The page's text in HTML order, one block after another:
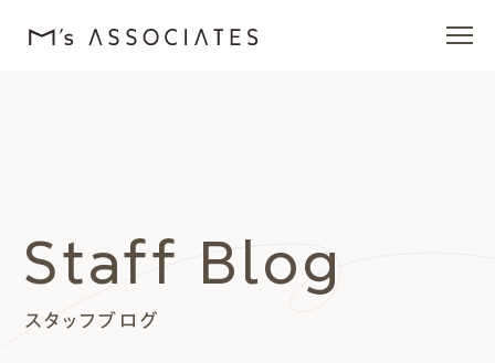
エムズを愛する人たち
施工事例
スタッフブログ
Staff Blog